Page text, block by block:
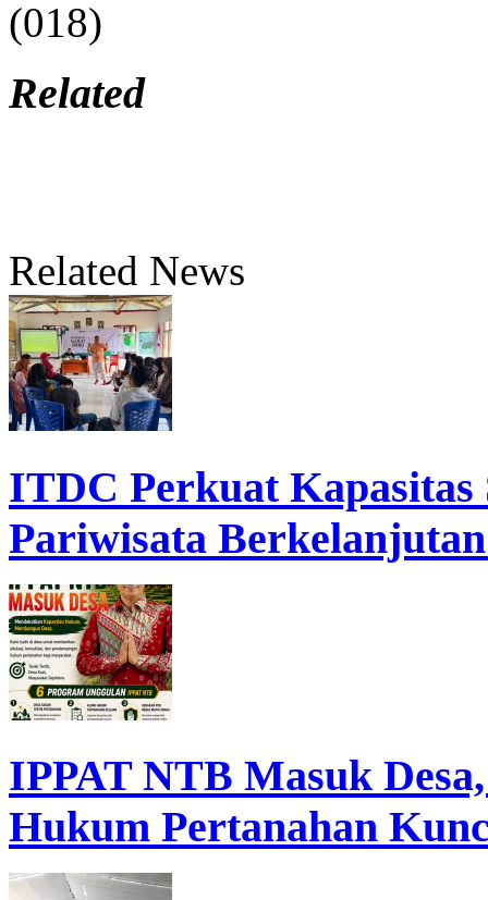
(018)
Related
Related News
ITDC Perkuat
Pariwisata
IPPAT NTB Masuk
Hukum Pertanahan